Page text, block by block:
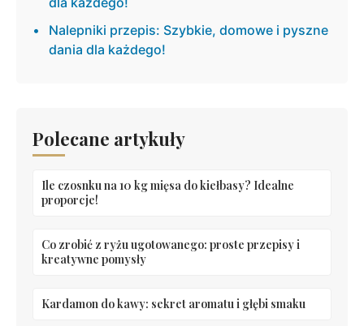
Nalepniki przepis: Szybkie, domowe i pyszne
dania dla każdego!
Polecane artykuły
Ile czosnku na 10 kg mięsa do kiełbasy? Idealne
proporcje!
Co zrobić z ryżu ugotowanego: proste przepisy i
kreatywne pomysły
Kardamon do kawy: sekret aromatu i głębi smaku